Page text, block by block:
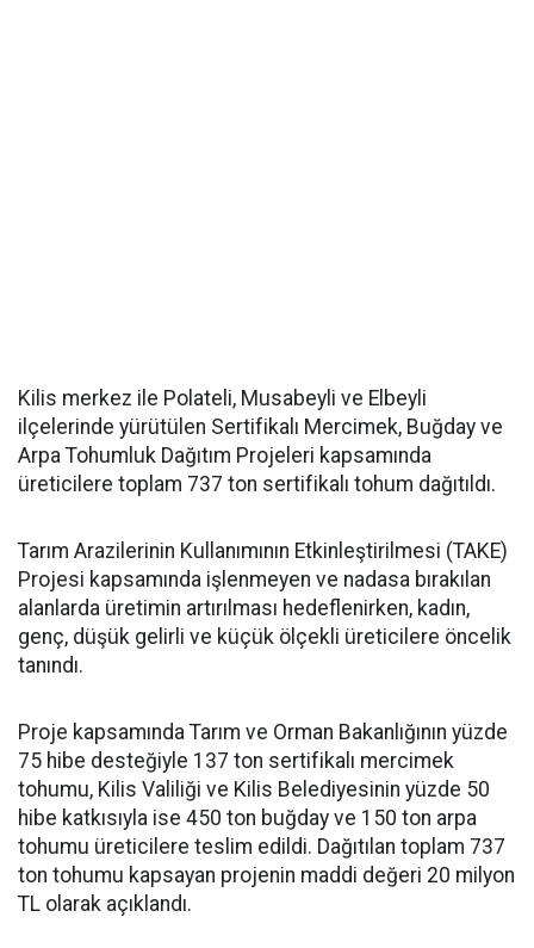
Kilis merkez ile Polateli, Musabeyli ve Elbeyli
ilçelerinde yürütülen Sertifikalı Mercimek, Buğday ve
Arpa Tohumluk Dağıtım Projeleri kapsamında
üreticilere toplam 737 ton sertifikalı tohum dağıtıldı.
Tarım Arazilerinin Kullanımının Etkinleştirilmesi (TAKE)
Projesi kapsamında işlenmeyen ve nadasa bırakılan
alanlarda üretimin artırılması hedeflenirken, kadın,
genç, düşük gelirli ve küçük ölçekli üreticilere öncelik
tanındı.
Proje kapsamında Tarım ve Orman Bakanlığının yüzde
75 hibe desteğiyle 137 ton sertifikalı mercimek
tohumu, Kilis Valiliği ve Kilis Belediyesinin yüzde 50
hibe katkısıyla ise 450 ton buğday ve 150 ton arpa
tohumu üreticilere teslim edildi. Dağıtılan toplam 737
ton tohumu kapsayan projenin maddi değeri 20 milyon
TL olarak açıklandı.